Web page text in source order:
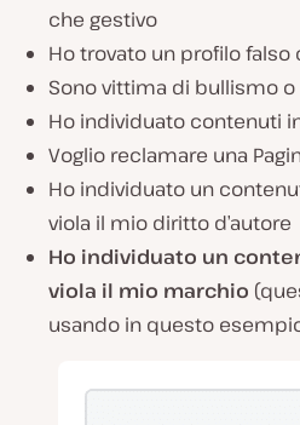
che gestivo
Ho trovato un profilo
Sono vittima di bullismo
Ho individuato contenuti
Voglio reclamare una
Ho individuato un
viola il mio diritto d’autore
Ho individuato un
viola il mio marchio
usando in questo